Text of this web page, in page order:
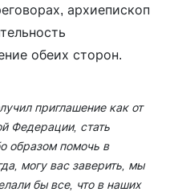
архиепископ
обеих сторон.
приглашение как от
Федерации, стать
образом помочь в
могу вас заверить, мы
бы все, что в наших